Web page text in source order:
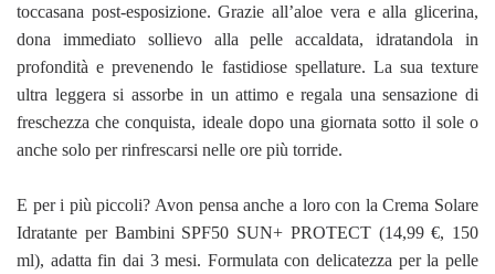
toccasana post-esposizione. Grazie all’aloe vera e alla glicerina,
dona immediato sollievo alla pelle accaldata, idratandola in
profondità e prevenendo le fastidiose spellature. La sua texture
ultra leggera si assorbe in un attimo e regala una sensazione di
freschezza che conquista, ideale dopo una giornata sotto il sole o
anche solo per rinfrescarsi nelle ore più torride.
E per i più piccoli? Avon pensa anche a loro con la Crema Solare
Idratante per Bambini SPF50 SUN+ PROTECT (14,99 €, 150
ml), adatta fin dai 3 mesi. Formulata con delicatezza per la pelle